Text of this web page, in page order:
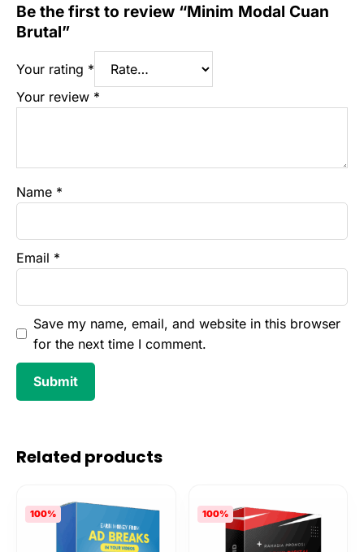
Be the first to review “Minim Modal Cuan
Brutal”
Your rating *
Your review *
Name *
Email *
Save my name, email, and website in this browser
for the next time I comment.
Related products
100% 100%